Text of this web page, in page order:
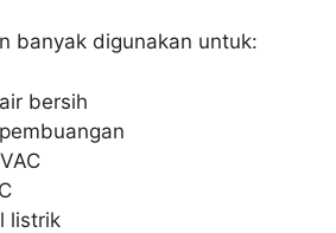
banyak digunakan untuk:
bersih
listrik